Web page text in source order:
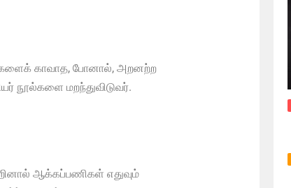
காவாத, போனால், அறனற்ற
நூல்களை மறந்துவிடுவர்.
ஆக்கப்பணிகள் எதுவும்